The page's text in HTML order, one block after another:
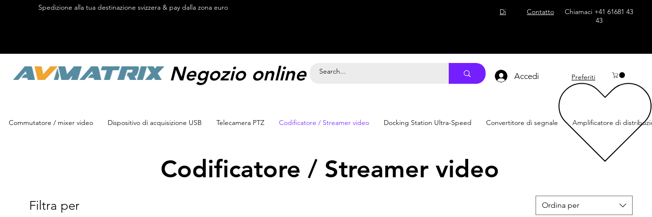
Spedizione alla tua destinazione svizzera & pay dalla zona euro Di Contatto
Chiamaci +41 61681 43
43
Negozio online Svizzera Accedi Preferiti
Commutatore / mixer video Dispositivo di acquisizione USB Telecamera PTZ Codificatore / Streamer video Docking Station Ultra-Speed Convertitore di segnale Amplificatore di
Codificatore / Streamer video
Filtra per Ordina per